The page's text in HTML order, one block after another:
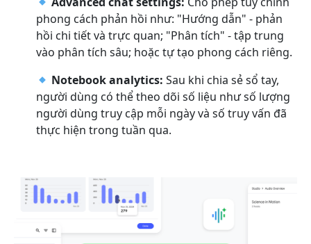
phong cách phản hồi như: "Hướng dẫn" - phản
hồi chi tiết và trực quan; "Phân tích" - tập trung
vào phân tích sâu; hoặc tự tạo phong cách riêng.
Notebook analytics:Sau khi chia sẻ sổ tay,
người dùng có thể theo dõi số liệu như số lượng
người dùng truy cập mỗi ngày và số truy vấn đã
thực hiện trong tuần qua.